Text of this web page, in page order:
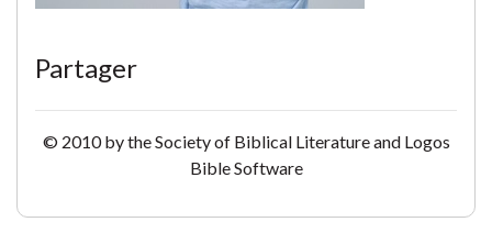
Partager
© 2010 by the Society of Biblical Literature and Logos
Bible Software